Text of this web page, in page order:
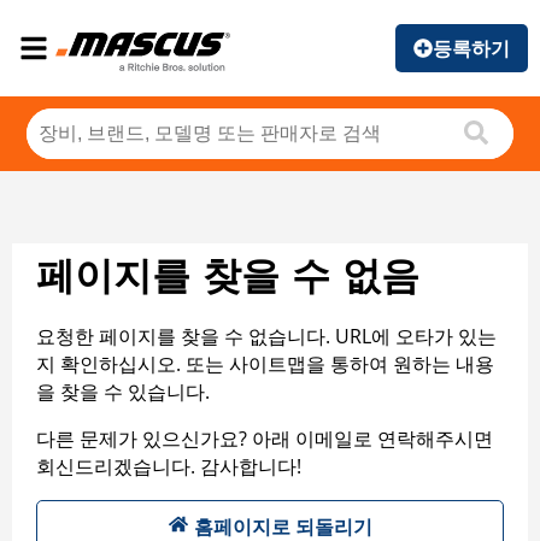
등록하기
페이지를 찾을 수 없음
요청한 페이지를 찾을 수 없습니다. URL에 오타가 있는
지 확인하십시오. 또는 사이트맵을 통하여 원하는 내용
을 찾을 수 있습니다.
다른 문제가 있으신가요? 아래 이메일로 연락해주시면
회신드리겠습니다. 감사합니다!
홈페이지로 되돌리기